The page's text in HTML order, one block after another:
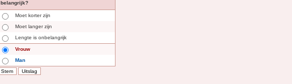
belangrijk?
Moet korter zijn
Moet langer zijn
Lengte is onbelangrijk
Vrouw
Man